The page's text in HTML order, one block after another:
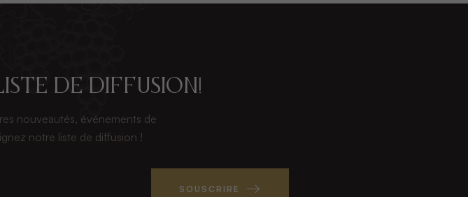
de diffusion!
nouveautés, événements de
notre liste de diffusion !
SOUSCRIRE